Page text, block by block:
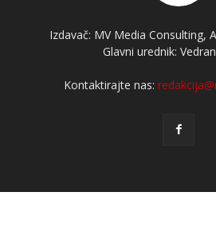
Izdavač: MV Media Consulting,
Glavni urednik:
Kontaktirajte nas: